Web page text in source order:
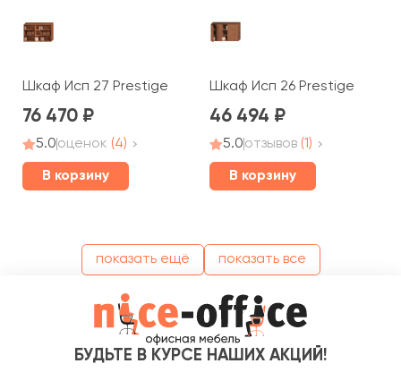
Шкаф Исп 27 Prestige
76 470
5.0оценок (4)
В корзину
Шкаф Исп 26 Prestige
46 494
5.0отзывов (1)
В корзину
показать ещё показать все
БУДЬТЕ В КУРСЕ НАШИХ АКЦИЙ!